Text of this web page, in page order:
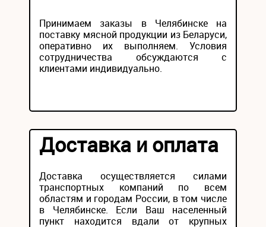
Принимаем заказы в Челябинске на
поставку мясной продукции из Беларуси,
оперативно их выполняем. Условия
сотрудничества обсуждаются с
клиентами индивидуально.
Доставка и оплата
Доставка осуществляется силами
транспортных компаний по всем
областям и городам России, в том числе
в Челябинске. Если Ваш населенный
пункт находится вдали от крупных